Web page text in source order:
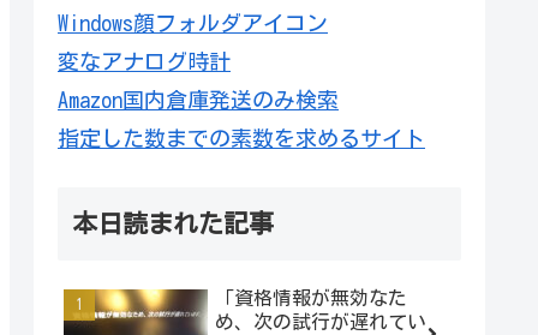
Windows顔フォルダアイコン
変なアナログ時計
Amazon国内倉庫発送のみ検索
指定した数までの素数を求めるサイト
本日読まれた記事
「資格情報が無効なた
め、次の試行が遅れてい